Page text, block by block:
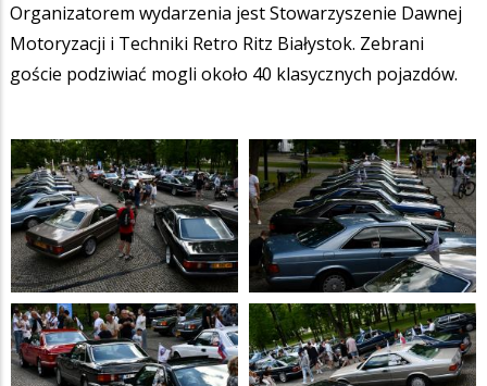
Organizatorem wydarzenia jest Stowarzyszenie Dawnej
Motoryzacji i Techniki Retro Ritz Białystok. Zebrani
goście podziwiać mogli około 40 klasycznych pojazdów.